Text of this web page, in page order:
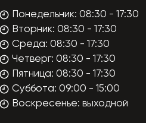
Понедельник: 08:30 - 17:30
Вторник: 08:30 - 17:30
Среда: 08:30 - 17:30
Четверг: 08:30 - 17:30
Пятница: 08:30 - 17:30
Суббота: 09:00 - 15:00
Воскресенье: выходной